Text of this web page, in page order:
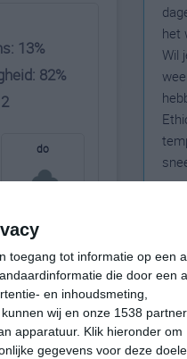
toegang tot informatie op een
die door een
en inhoudsmeting,
wij en onze 1538
apparatuur. Klik hieronder om
gegevens voor deze
13%
82%
do
17°C
06:00
het
Wil
Het